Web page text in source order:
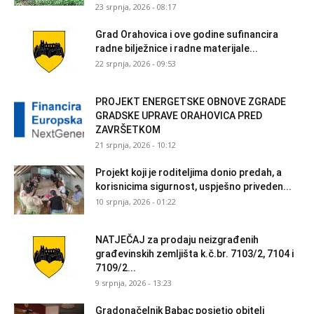
23 srpnja, 2026 - 08:17
Grad Orahovica i ove godine sufinancira
radne bilježnice i radne materijale...
22 srpnja, 2026 - 09:53
PROJEKT ENERGETSKE OBNOVE ZGRADE
GRADSKE UPRAVE ORAHOVICA PRED
ZAVRŠETKOM
21 srpnja, 2026 - 10:12
Projekt koji je roditeljima donio predah, a
korisnicima sigurnost, uspješno priveden...
10 srpnja, 2026 - 01:22
NATJEČAJ za prodaju neizgrađenih
građevinskih zemljišta k.č.br. 7103/2, 7104 i
7109/2...
9 srpnja, 2026 - 13:23
Gradonačelnik Babac posjetio obitelj